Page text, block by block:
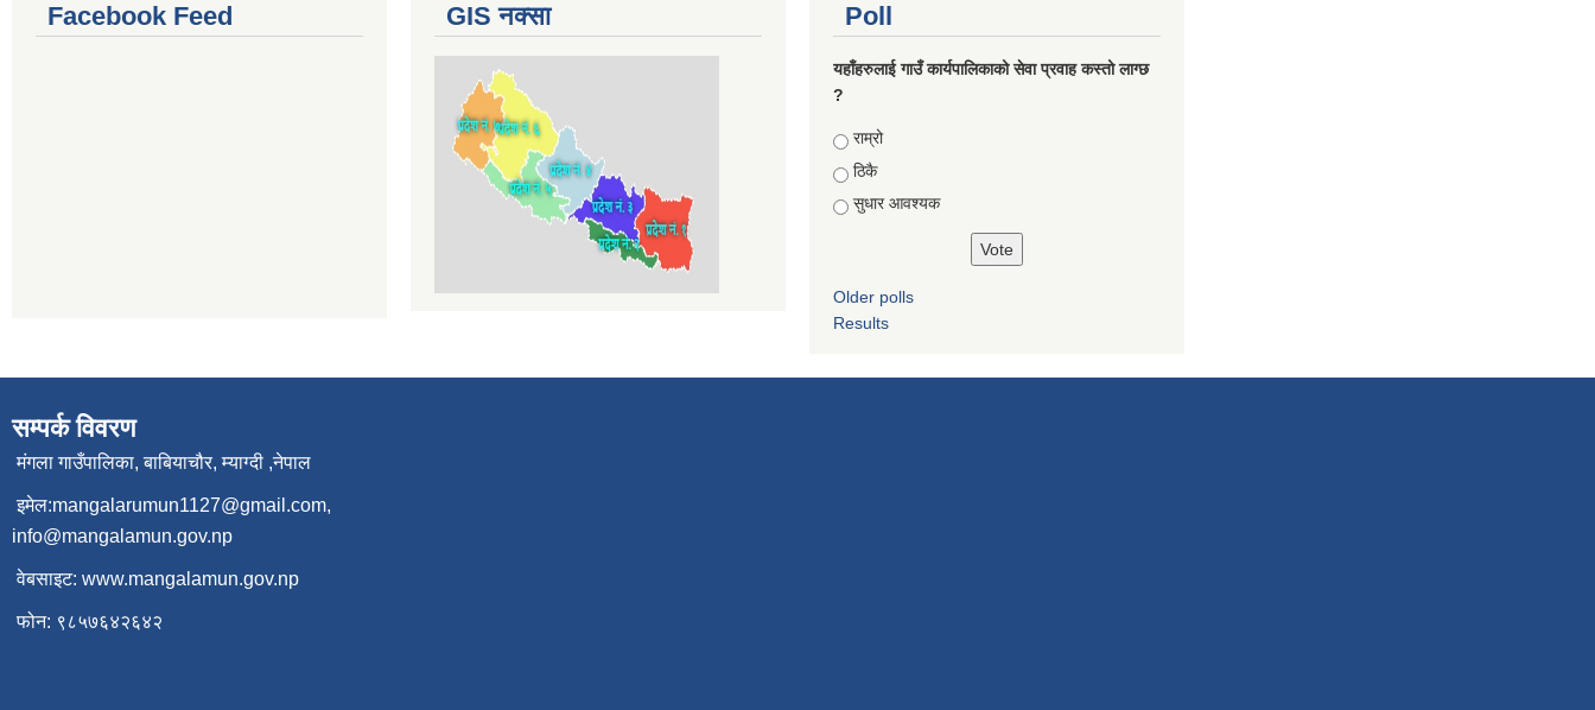
Facebook Feed GIS नक्सा Poll
यहाँहरुलाई गाउँ कार्यपालिकाको सेवा प्रवाह कस्तो लाग्छ
?
Choices
राम्रो
ठिकै
सुधार आवश्यक
Older polls
Results
सम्पर्क विवरण
मंगला गाउँपालिका, बाबियाचौर, म्याग्दी ,नेपाल
इमेल:mangalarumun1127@gmail.com,
info@mangalamun.gov.np
वेबसाइट: www.mangalamun.gov.np
फोन: ९८५७६४२६४२